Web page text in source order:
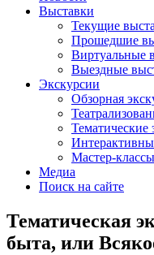
Выставки
Текущие
Прошедшие
Виртуальные
Выездные
Экскурсии
Обзорная
Тематические
Мастер-классы
Медиа
Поиск на сайте
Тематическая
быта, или